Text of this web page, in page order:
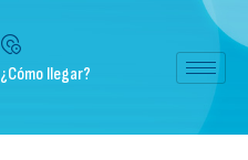
¿Cómo llegar?